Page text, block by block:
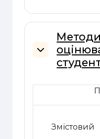
Згорнути
Змістовий